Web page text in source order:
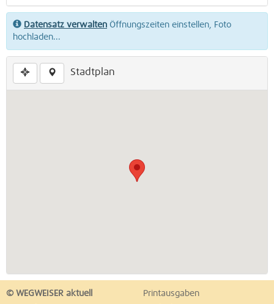
Datensatz verwalten Öffnungszeiten einstellen, Foto
hochladen...
Stadtplan
© WEGWEISER aktuell
Printausgaben